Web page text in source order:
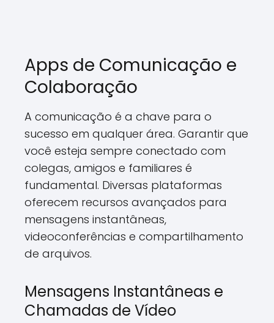
Apps de Comunicação e
Colaboração
A comunicação é a chave para o
sucesso em qualquer área. Garantir que
você esteja sempre conectado com
colegas, amigos e familiares é
fundamental. Diversas plataformas
oferecem recursos avançados para
mensagens instantâneas,
videoconferências e compartilhamento
de arquivos.
Mensagens Instantâneas e
Chamadas de Vídeo